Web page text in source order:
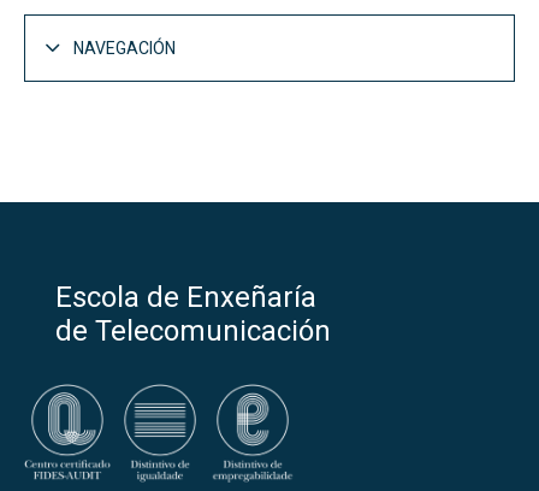
NAVEGACIÓN
Escola de Enxeñaría
de Telecomunicación